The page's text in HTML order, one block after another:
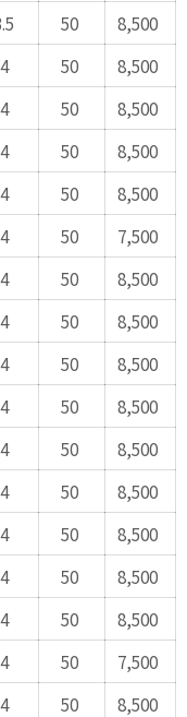
50
8,500
4 50
8,500
4 50
8,500
4 50
8,500
4 50
8,500
4 50
7,500
4 50
8,500
4 50
8,500
4 50
8,500
4 50
8,500
4 50
8,500
4 50
8,500
4 50
8,500
4 50
8,500
4 50
8,500
4 50
7,500
4 50
8,500